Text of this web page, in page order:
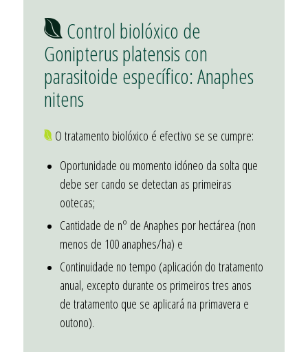
Control biolóxico de
Gonipterus platensis con
parasitoide específico: Anaphes
nitens
O tratamento biolóxico é efectivo se se cumpre:
Oportunidade ou momento idóneo da solta que
debe ser cando se detectan as primeiras
ootecas;
Cantidade de nº de Anaphes por hectárea (non
menos de 100 anaphes/ha) e
Continuidade no tempo (aplicación do tratamento
anual, excepto durante os primeiros tres anos
de tratamento que se aplicará na primavera e
outono).